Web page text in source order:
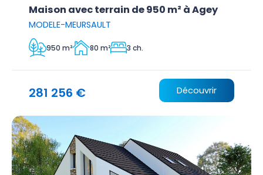
Maison avec terrain de 950 m² à Agey
MODELE-MEURSAULT
950 m² 80 m² 3 ch.
281 256 € Découvrir